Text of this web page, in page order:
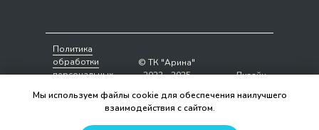
Мы используем файлы cookie для обеспечения наилучшего
взаимодействия с сайтом.
Политика
обработки
персональных
Дизайн
© ТК "Арина"
2023 - 2025